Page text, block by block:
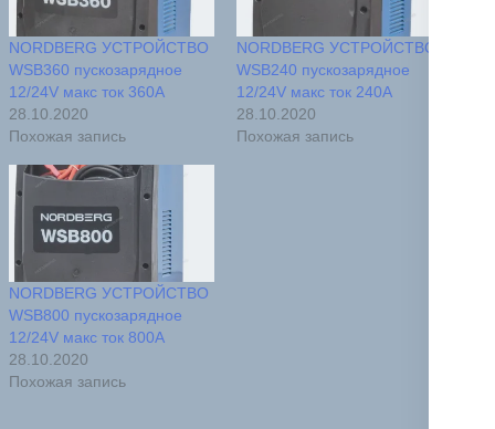
NORDBERG УСТРОЙСТВО
WSB360 пускозарядное
12/24V макс ток 360A
28.10.2020
Похожая запись
NORDBERG УСТРОЙСТВО
WSB240 пускозарядное
12/24V макс ток 240A
28.10.2020
Похожая запись
NORDBERG УСТРОЙСТВО
WSB800 пускозарядное
12/24V макс ток 800A
28.10.2020
Похожая запись